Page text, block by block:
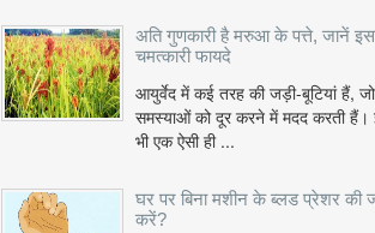
अति गुणकारी है मरुआ के पत्ते, जानें
चमत्कारी फायदे
आयुर्वेद में कई तरह की जड़ी-बूटियां हैं, जो
समस्याओं को दूर करने में मदद करती
भी एक ऐसी ही ...
घर पर बिना मशीन के ब्लड प्रेशर की
करें?